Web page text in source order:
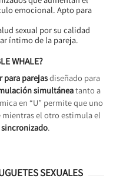
emocional. Apto para
sexual por su calidad
íntimo de la pareja.
WHALE?
para parejasdiseñado para
simultáneatanto a
en “U” permite que uno
mientras el otro estimula el
.
SEXUALES